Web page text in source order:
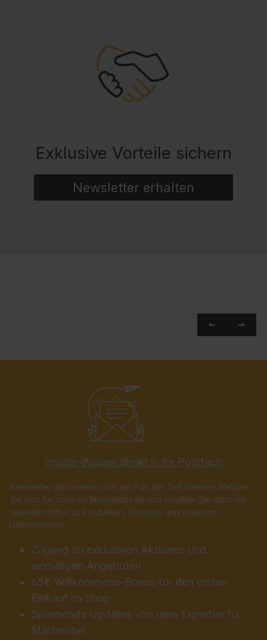
Exklusive Vorteile sichern
Newsletter erhalten
Aufbewahrungslösungen und
bieten eine vollumfängliche
Projektbetreuung. Unsere
Lösungen und Produkte sind
innovativ, nachhaltig und
individuell, sodass Sie in jeder
erdenklichen Branche zum
Einsatz kommen. Bei der
Entwicklung arbeiten wir eng
mit den Anwendern zusammen
parat, die nicht nur in der
Theorie funktionieren.
Treten Sie mit uns in Kontakt
und lassen Sie uns gemeinsam
an Ihrem Projekt arbeiten!
Garderobenberei
Inspiriert von der Therme
eine Wellnessanlage mit
25.000m² erbaut. In enger
Zusammenarbeit mit dem
Investor hat C + P individuelle
und nutzergerechte
Umkleiden, Garderoben- und
Schließfachbereiche
entwickelt. Bei der Gestaltung
des Interieurs standen
insbesondere die
Funktionalität sowie das
harmonische Zusammenspiel
Insider-Wissen direkt in Ihr Postfach
Newsletter abonnieren und am Puls der Zeit bleiben: Melden
Sie sich für unseren Newsletter an und erhalten Sie stets die
neuesten Infos zu Produkten, Services und unserem
Unternehmen.
Zugang zu exklusiven Aktionen und
einmaligen Angeboten
65€ Willkommens-Bonus für den ersten
Einkauf im Shop
Spannende Updates von dem Experten für
Stahlmöbel